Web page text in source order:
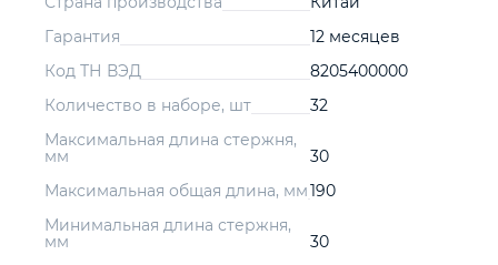
Гарантия
12 месяцев
Код ТН ВЭД
8205400000
Количество в наборе, шт
32
Максимальная длина стержня,
мм
30
Максимальная общая длина, мм190
Минимальная длина стержня,
мм
30